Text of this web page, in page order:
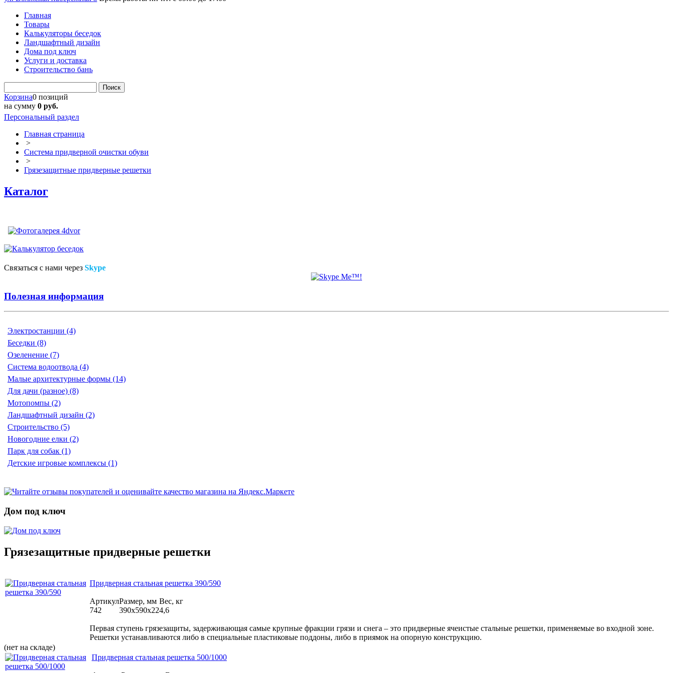
Главная
Товары
Калькуляторы беседок
Ландшафтный дизайн
Дома под ключ
Услуги и доставка
Строительство бань
Поиск
Корзина0 позиций
на сумму 0 руб.
Персональный раздел
Главная страница
>
Система придверной очистки обуви
>
Грязезащитные придверные решетки
Каталог
Связаться с нами через Skype
Полезная информация
Электростанции (4)
Беседки (8)
Озеленение (7)
Система водоотвода (4)
Малые архитектурные формы (14)
Для дачи (разное) (8)
Мотопомпы (2)
Ландшафтный дизайн (2)
Строительство (5)
Новогодние елки (2)
Парк для собак (1)
Детские игровые комплексы (1)
Дом под ключ
Грязезащитные придверные решетки
Придверная стальная решетка 390/590
АртикулРазмер, мм Вес, кг
742
390x590x224,6
Первая ступень грязезащиты, задерживающая самые крупные фракции грязи и снега – это придверные ячеистые стальные решетки, применяемые во входной зоне.
Решетки устанавливаются либо в специальные пластиковые поддоны, либо в приямок на опорную конструкцию.
(нет на складе)
Придверная стальная решетка 500/1000